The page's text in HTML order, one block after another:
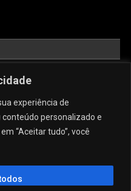
experiência de
personalizado e
“Aceitar tudo”, você
O Melhor Site De
Sofisticação: O Charme
Frias